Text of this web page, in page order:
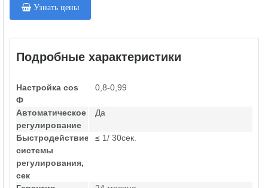
Узнать цены
Подробные характеристики
Настройка cos
Ф
0,8-0,99
Автоматическое
регулирование
Да
Быстродействие
системы
регулирования,
сек
≤ 1/ 30сек.